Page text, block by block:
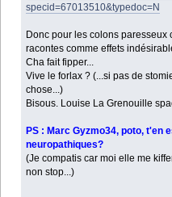
specid=67013510&typedoc=N
Donc pour les colons paresseux
racontes comme effets
Cha fait fipper...
Vive le forlax ? (...si pas de
chose...)
Bisous. Louise La Grenouille
PS : Marc Gyzmo34, poto, t'en
neuropathiques?
(Je compatis car moi elle me
non stop...)